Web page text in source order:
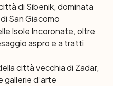
di Sibenik, dominata
San Giacomo
Isole Incoronate, oltre
aspro e a tratti
città vecchia di Zadar,
gallerie d’arte